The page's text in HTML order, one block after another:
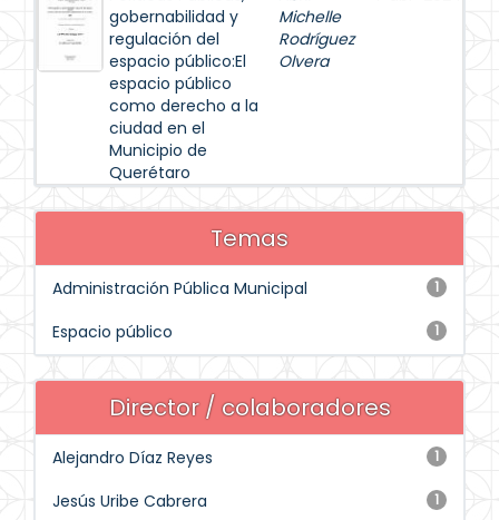
gobernabilidad y
regulación del
espacio público:El
espacio público
como derecho a la
ciudad en el
Municipio de
Querétaro
Michelle
Rodríguez
Olvera
Temas
1
Administración Pública Municipal
1
Espacio público
Director / colaboradores
1
Alejandro Díaz Reyes
1
Jesús Uribe Cabrera